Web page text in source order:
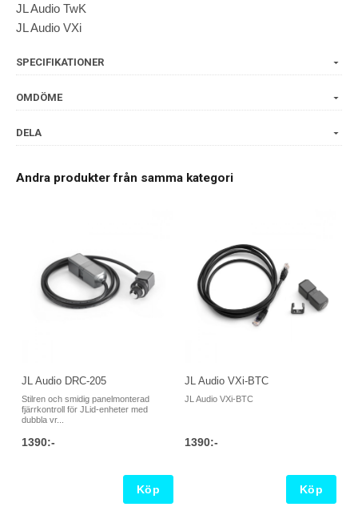
JL Audio TwK
JL Audio VXi
SPECIFIKATIONER
OMDÖME
DELA
Andra produkter från samma kategori
JL Audio DRC-205
Stilren och smidig panelmonterad
fjärrkontroll för JLid-enheter med
dubbla vr...
1390:-
Köp
JL Audio VXi-BTC
JL Audio VXi-BTC
1390:-
Köp